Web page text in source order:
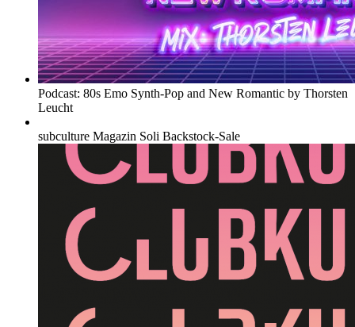
Podcast: 80s Emo Synth-Pop and New Romantic by Thorsten
Leucht
subculture Magazin Soli Backstock-Sale